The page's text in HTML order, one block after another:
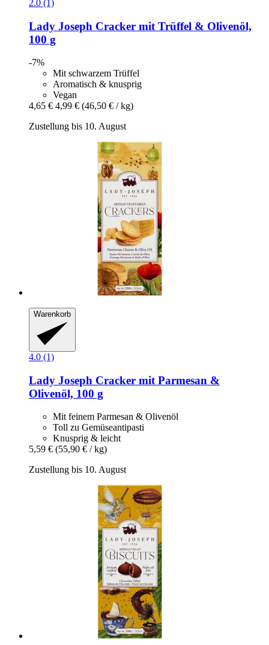
2.0 (1)
Lady Joseph Cracker mit Trüffel & Olivenöl,
100 g
-7%
Mit schwarzem Trüffel
Aromatisch & knusprig
Vegan
4,65 € 4,99 € (46,50 € / kg)
Zustellung bis 10. August
Warenkorb
4.0 (1)
Lady Joseph Cracker mit Parmesan &
Olivenöl, 100 g
Mit feinem Parmesan & Olivenöl
Toll zu Gemüseantipasti
Knusprig & leicht
5,59 € (55,90 € / kg)
Zustellung bis 10. August